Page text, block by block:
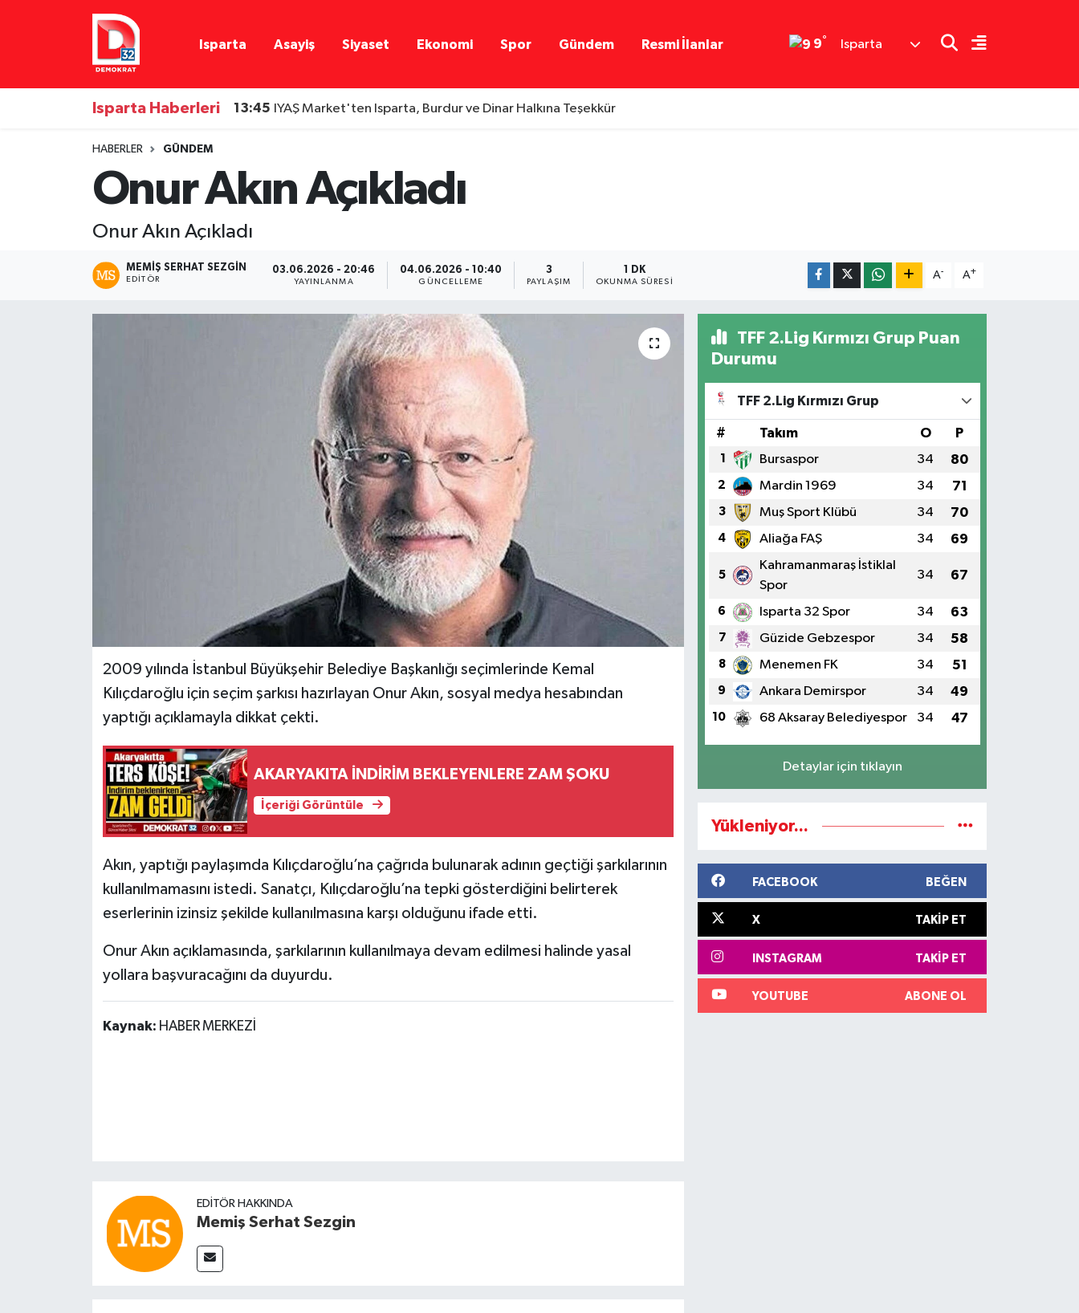
Isparta Asayiş Siyaset Ekonomi Spor Gündem Resmi İlanlar 9° Isparta
Isparta Haberleri 13:45 IYAŞ Market'ten Isparta, Burdur ve Dinar Halkına Teşekkür
HABERLER GÜNDEM
Onur Akın Açıkladı
Onur Akın Açıkladı
MEMIŞ SERHAT SEZGIN
EDITÖR
03.06.2026 - 20:46
YAYINLANMA
04.06.2026 - 10:40
GÜNCELLEME
3
PAYLAŞIM
1 DK
OKUNMA SÜRESI
A- A+
2009 yılında İstanbul Büyükşehir Belediye Başkanlığı seçimlerinde Kemal
Kılıçdaroğlu için seçim şarkısı hazırlayan Onur Akın, sosyal medya hesabından
yaptığı açıklamayla dikkat çekti.
AKARYAKITA İNDİRİM BEKLEYENLERE ZAM ŞOKU
İçeriği Görüntüle
Akın, yaptığı paylaşımda Kılıçdaroğlu’na çağrıda bulunarak adının geçtiği şarkılarının
kullanılmamasını istedi. Sanatçı, Kılıçdaroğlu’na tepki gösterdiğini belirterek
eserlerinin izinsiz şekilde kullanılmasına karşı olduğunu ifade etti.
Onur Akın açıklamasında, şarkılarının kullanılmaya devam edilmesi halinde yasal
yollara başvuracağını da duyurdu.
Kaynak: HABER MERKEZİ
EDITÖR HAKKINDA
Memiş Serhat Sezgin
TFF 2.Lig Kırmızı Grup Puan
Durumu
TFF 2.Lig Kırmızı Grup
# Takım O P
1 Bursaspor 34 80
2 Mardin 1969 34 71
3 Muş Sport Klübü 34 70
4 Aliağa FAŞ 34 69
5
Kahramanmaraş İstiklal
Spor
34 67
6 Isparta 32 Spor 34 63
7 Güzide Gebzespor 34 58
8 Menemen FK 34 51
9 Ankara Demirspor 34 49
10 68 Aksaray Belediyespor 34 47
Detaylar için tıklayın
Yükleniyor...
FACEBOOK BEĞEN
X TAKIP ET
INSTAGRAM TAKIP ET
YOUTUBE ABONE OL
Isparta Nöbetçi Eczaneler
Isparta Hava Durumu
Isparta Namaz Vakitleri
Isparta Trafik Yoğunluk Haritası
Süper Lig Puan Durumu ve Fikstür
Tüm Manşetler